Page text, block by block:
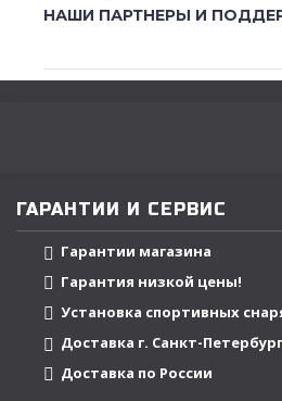
НАШИ ПАРТНЕРЫ И
ГАРАНТИИ И СЕРВИС
Гарантии магазина
Гарантия низкой цены!
Установка спортивных
Доставка г. Санкт-Петербург
Доставка по России